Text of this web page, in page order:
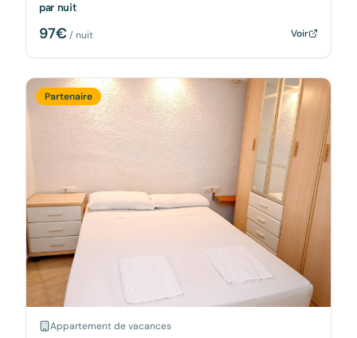
par nuit
97€/ nuit Voir
Partenaire
Appartement de vacances